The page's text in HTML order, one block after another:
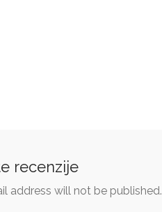
recenzije
address will not be published.